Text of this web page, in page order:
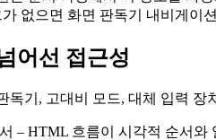
없으면 화면 판독기 내비게이
어선 접근성
독기, 고대비 모드, 대체 입력
– HTML 흐름이 시각적 순서와